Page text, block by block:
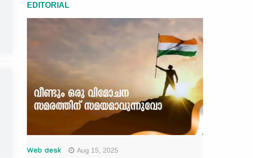
EDITORIAL
Web desk Aug 15, 2025